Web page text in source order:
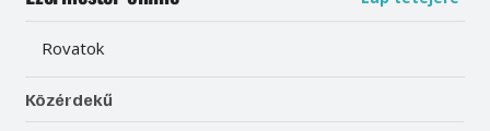
Rovatok
Közérdekű